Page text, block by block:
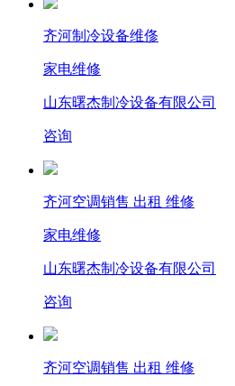
齐河制冷设备维俢
家电维修
山东曙杰制冷设备有限公司
咨询
齐河空调销售 出租 维修
家电维修
山东曙杰制冷设备有限公司
咨询
齐河空调销售 出租 维修